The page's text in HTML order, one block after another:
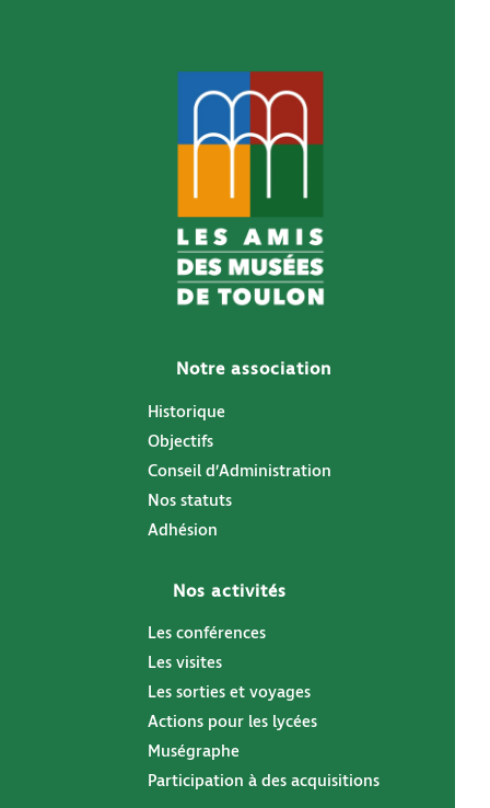
Notre association
Historique
Objectifs
Conseil d’Administration
Nos statuts
Adhésion
Nos activités
Les conférences
Les visites
Les sorties et voyages
Actions pour les lycées
Muségraphe
Participation à des acquisitions